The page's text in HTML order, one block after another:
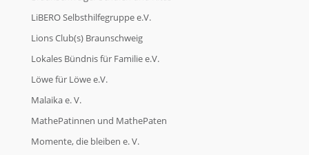
LiBERO Selbsthilfegruppe e.V.
Lions Club(s) Braunschweig
Lokales Bündnis für Familie e.V.
Löwe für Löwe e.V.
Malaika e. V.
MathePatinnen und MathePaten
Momente, die bleiben e. V.